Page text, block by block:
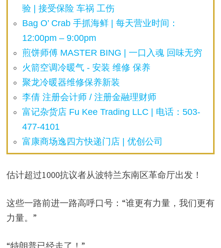
验 | 接受保险 车祸 工伤
Bag O’ Crab 手抓海鲜 | 每天营业时间：
12:00pm – 9:00pm
煎饼师傅 MASTER BING | 一口入魂 回味无穷
火箭空调冷暖气 - 安装 维修 保养
聚龙冷暖器维修保养新装
李倩 注册会计师 / 注册金融理财师
富记杂货店 Fu Kee Trading LLC | 电话：503-
477-4101
富康商场逸四方快递门店 | 优创公司
估计超过1000抗议者从波特兰东南区革命厅出发！
这些一路前进一路高呼口号：“谁更有力量，我们更有
力量。”
“特朗普已经走了！”